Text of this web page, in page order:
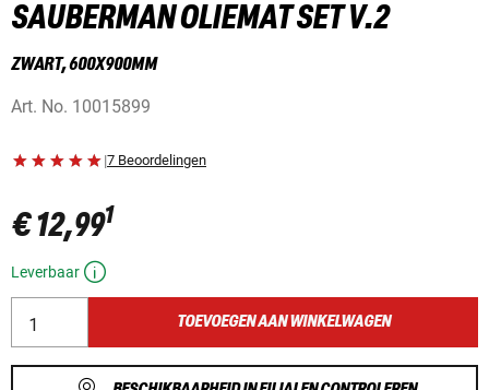
SAUBERMAN OLIEMAT SET V.2
ZWART, 600X900MM
Art. No. 10015899
|7 Beoordelingen
€ 12,991
Leverbaar
TOEVOEGEN AAN WINKELWAGEN